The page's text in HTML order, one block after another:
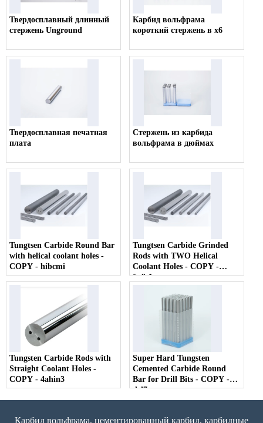
Твердосплавный длинный
стержень Unground
Карбид вольфрама
короткий стержень в х6
Твердосплавная печатная
плата
Стержень из карбида
вольфрама в дюймах
Tungtsen Carbide Round Bar
with helical coolant holes -
COPY - hibcmi
Tungtsen Carbide Grinded
Rods with TWO Helical
Coolant Holes - COPY -
6n9t1r
Tungsten Carbide Rods with
Straight Coolant Holes -
COPY - 4ahin3
Super Hard Tungsten
Cemented Carbide Round
Bar for Drill Bits - COPY -
dcl7vs
Карбид вольфрама, цементированный карбид, карбидные